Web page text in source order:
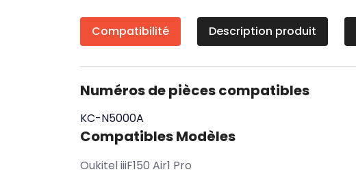
Compatibilité Description produit
Numéros de pièces compatibles
KC-N5000A
Compatibles Modèles
Oukitel iiiF150 Air1 Pro